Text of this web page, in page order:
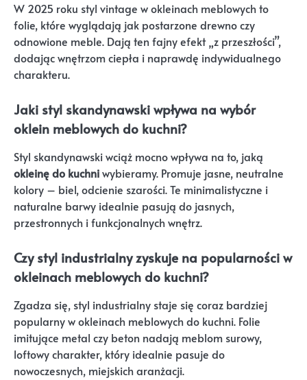
W 2025 roku styl vintage w okleinach meblowych to
folie, które wyglądają jak postarzone drewno czy
odnowione meble. Dają ten fajny efekt „z przeszłości”,
dodając wnętrzom ciepła i naprawdę indywidualnego
charakteru.
Jaki styl skandynawski wpływa na wybór
oklein meblowych do kuchni?
Styl skandynawski wciąż mocno wpływa na to, jaką
okleinę do kuchniwybieramy. Promuje jasne, neutralne
kolory – biel, odcienie szarości. Te minimalistyczne i
naturalne barwy idealnie pasują do jasnych,
przestronnych i funkcjonalnych wnętrz.
Czy styl industrialny zyskuje na popularności w
okleinach meblowych do kuchni?
Zgadza się, styl industrialny staje się coraz bardziej
popularny w okleinach meblowych do kuchni. Folie
imitujące metal czy beton nadają meblom surowy,
loftowy charakter, który idealnie pasuje do
nowoczesnych, miejskich aranżacji.